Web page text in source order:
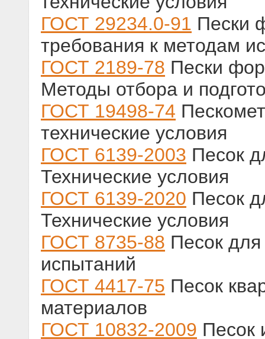
ГОСТ 29234.0-91 Пески
требования к методам
ГОСТ 2189-78 Пески
Методы отбора и
ГОСТ 19498-74
технические условия
ГОСТ 6139-2003 Песок
Технические условия
ГОСТ 6139-2020 Песок
Технические условия
ГОСТ 8735-88 Песок
испытаний
ГОСТ 4417-75 Песок
материалов
ГОСТ 10832-2009 Песок